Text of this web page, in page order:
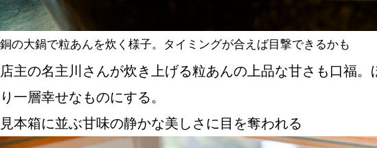
銅の大鍋で粒あんを炊く様子。タイミングが合えば目撃できるかも
店主の名主川さんが炊き上げる粒あんの上品な甘さも口福
り一層幸せなものにする。
見本箱に並ぶ甘味の静かな美しさに目を奪われる